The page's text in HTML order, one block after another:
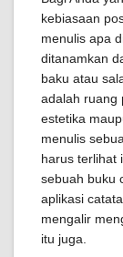
kebiasaan
menulis apa
ditanamkan
baku atau
adalah ruang
estetika
menulis
harus terlihat
sebuah buku
aplikasi
mengalir
itu juga.